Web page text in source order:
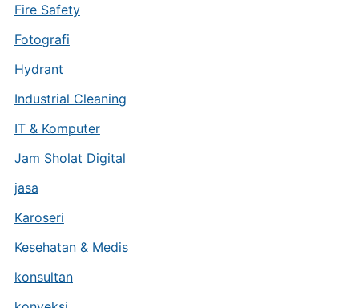
Fire Safety
Fotografi
Hydrant
Industrial Cleaning
IT & Komputer
Jam Sholat Digital
jasa
Karoseri
Kesehatan & Medis
konsultan